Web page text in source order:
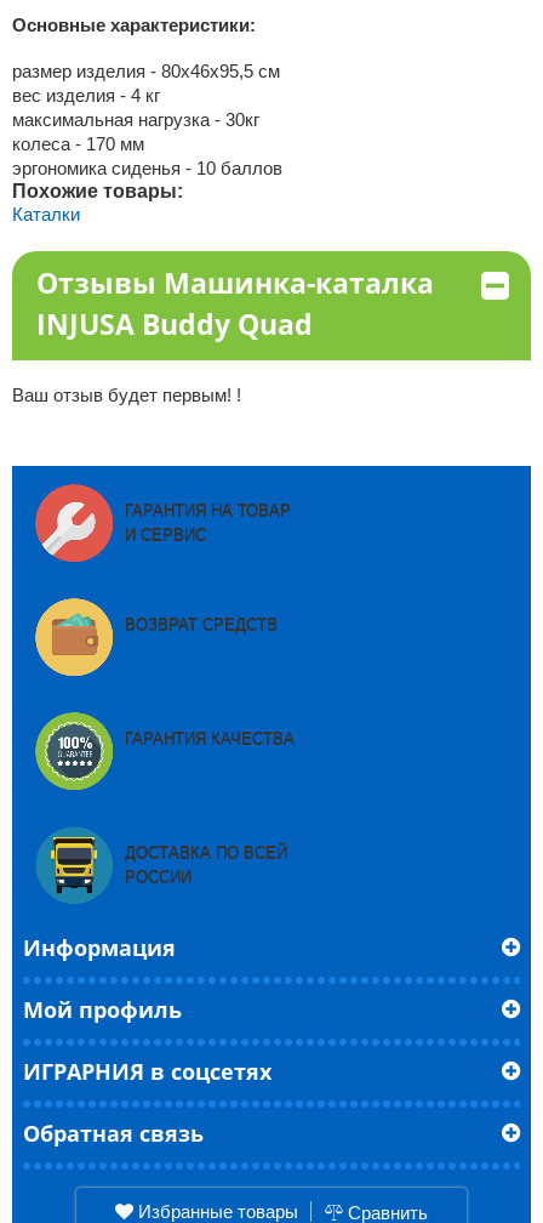
Основные характеристики:
размер изделия - 80х46х95,5 см
вес изделия - 4 кг
максимальная нагрузка - 30кг
колеса - 170 мм
эргономика сиденья - 10 баллов
Похожие товары:
Каталки
Отзывы Машинка-каталка
INJUSA Buddy Quad
Ваш отзыв будет первым! !
ГАРАНТИЯ НА ТОВАР
И СЕРВИС
ВОЗВРАТ СРЕДСТВ
ГАРАНТИЯ КАЧЕСТВА
ДОСТАВКА ПО ВСЕЙ
РОССИИ
Информация
Мой профиль
ИГРАРНИЯ в соцсетях
Обратная связь
Избранные товары